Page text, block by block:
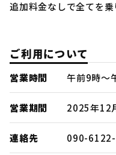
追加料金なしで全てを乗
ご利用について
営業時間 午前9時～
営業期間 2025年12
連絡先 090-